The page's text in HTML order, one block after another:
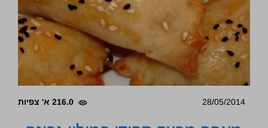
28/05/2014 216.0 א' צפיות